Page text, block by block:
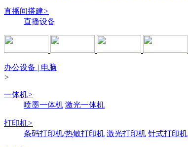
直播间搭建>
直播设备
办公设备 | 电脑
>
一体机>
喷墨一体机 激光一体机
打印机>
条码打印机/热敏打印机 激光打印机 针式打印机